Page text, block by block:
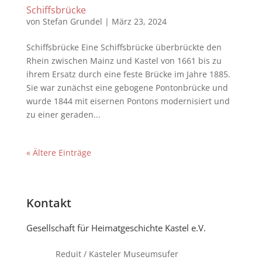
Schiffsbrücke
von Stefan Grundel | März 23, 2024
Schiffsbrücke Eine Schiffsbrücke überbrückte den
Rhein zwischen Mainz und Kastel von 1661 bis zu
ihrem Ersatz durch eine feste Brücke im Jahre 1885.
Sie war zunächst eine gebogene Pontonbrücke und
wurde 1844 mit eisernen Pontons modernisiert und
zu einer geraden...
« Ältere Einträge
Kontakt
Gesellschaft für Heimatgeschichte Kastel e.V.
Reduit / Kasteler Museumsufer